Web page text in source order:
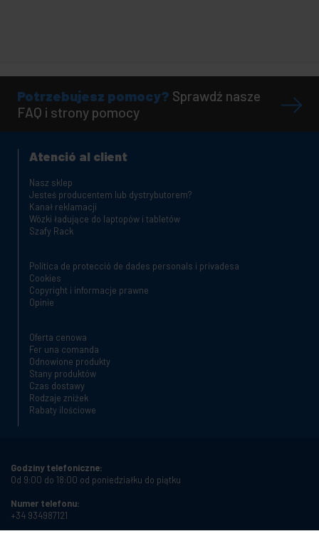
Potrzebujesz pomocy? Sprawdź nasze
FAQ i strony pomocy
Atenció al client
Nasz sklep
Jesteś producentem lub dystrybutorem?
Kanał reklamacji
Wózki ładujące do laptopów i tabletów
Szafy Rack
Política de protecció de dades personals i privadesa
Cookies
Copyright i informacje prawne
Opinie
Oferta cenowa
Fer una comanda
Odnowione produkty
Stany produktów
Czas dostawy
Rodzaje zniżek
Rabaty ilościowe
Godziny telefoniczne:
Od 9:00 do 18:00 od poniedziałku do piątku
Numer telefonu:
+34 934987121